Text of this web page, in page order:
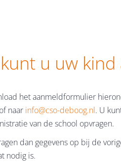
u uw
het aanmeldformulier
naar info@cso-deboog.nl. U
van de school opvragen.
dan gegevens op bij de
nodig is.